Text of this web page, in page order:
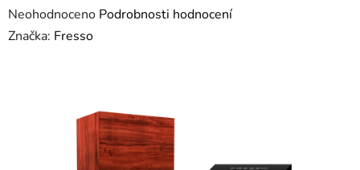
Průměrné
hodnocení
Neohodnoceno Podrobnosti hodnocení
Značka: Fresso